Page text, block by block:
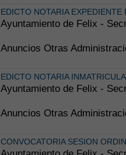
EDICTO NOTARIA
Ayuntamiento de Felix -
Anuncios Otras
EDICTO NOTARIA
Ayuntamiento de Felix -
Anuncios Otras
CONVOCATORIA SESION